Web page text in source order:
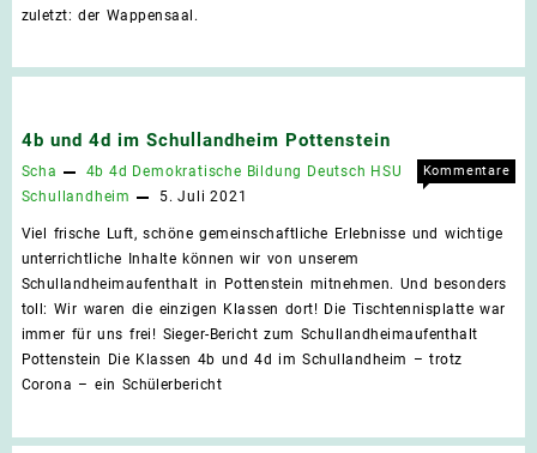
zuletzt: der Wappensaal.
4b und 4d im Schullandheim Pottenstein
Scha 4b 4d Demokratische Bildung Deutsch HSU
Schullandheim
5. Juli 2021
Kommentare
im
Viel frische Luft, schöne gemeinschaftliche Erlebnisse und wichtige
unterrichtliche Inhalte können wir von unserem
Schullandheimaufenthalt in Pottenstein mitnehmen. Und besonders
toll: Wir waren die einzigen Klassen dort! Die Tischtennisplatte war
immer für uns frei! Sieger-Bericht zum Schullandheimaufenthalt
Pottenstein Die Klassen 4b und 4d im Schullandheim – trotz
Corona – ein Schülerbericht